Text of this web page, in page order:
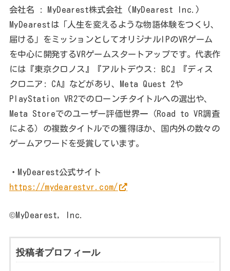
会社名 : MyDearest株式会社 (MyDearest Inc.)
MyDearestは「人生を変えるような物語体験をつくり、
届ける」をミッションとしてオリジナルIPのVRゲーム
を中心に開発するVRゲームスタートアップです。代表作
には『東京クロノス』『アルトデウス: BC』『ディス
クロニア: CA』などがあり、Meta Quest 2や
PlayStation VR2でのローンチタイトルへの選出や、
Meta Storeでのユーザー評価世界一（Road to VR調査
による）の複数タイトルでの獲得ほか、国内外の数々の
ゲームアワードを受賞しています。
・MyDearest公式サイト
https://mydearestvr.com/
©MyDearest, Inc.
投稿者プロフィール